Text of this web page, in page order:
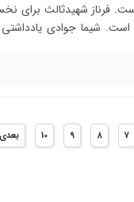
فرناز شهیدثالث برای
شیما جوادی
7
8
9
10 بعدی